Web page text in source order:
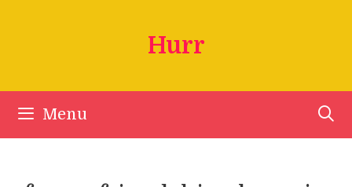
Hurr
Menu